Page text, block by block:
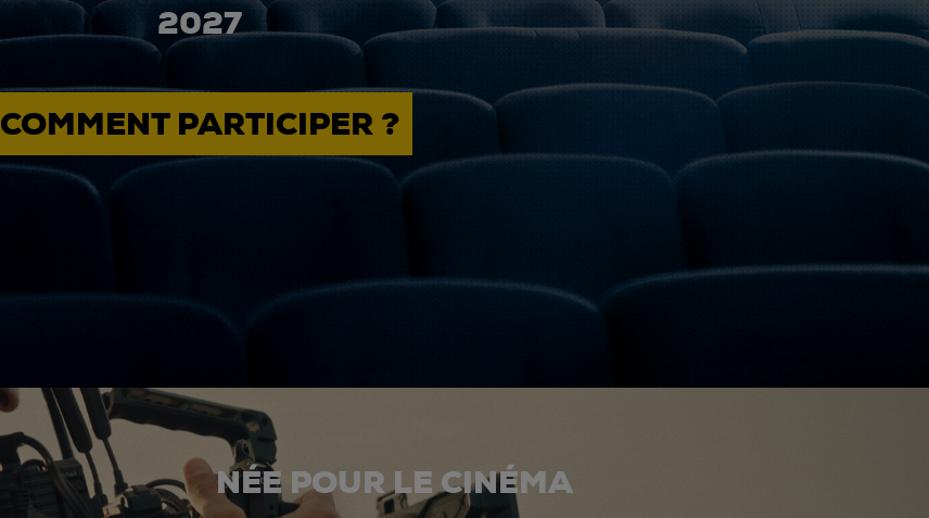
2027
COMMENT PARTICIPER ?
NÉE POUR LE CINÉMA